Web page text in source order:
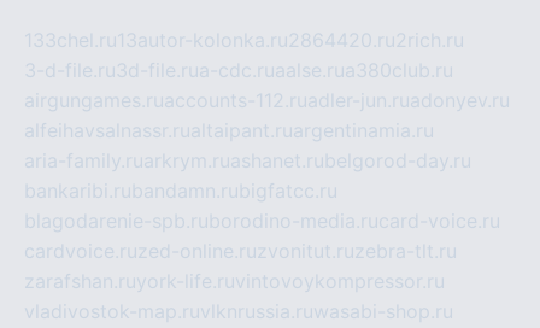
133chel.ru13autor-kolonka.ru2864420.ru2rich.ru
3-d-file.ru3d-file.rua-cdc.ruaalse.rua380club.ru
airgungames.ruaccounts-112.ruadler-jun.ruadonyev.ru
alfeihavsalnassr.rualtaipant.ruargentinamia.ru
aria-family.ruarkrym.ruashanet.rubelgorod-day.ru
bankaribi.rubandamn.rubigfatcc.ru
blagodarenie-spb.ruborodino-media.rucard-voice.ru
cardvoice.ruzed-online.ruzvonitut.ruzebra-tlt.ru
zarafshan.ruyork-life.ruvintovoykompressor.ru
vladivostok-map.ruvlknrussia.ruwasabi-shop.ru